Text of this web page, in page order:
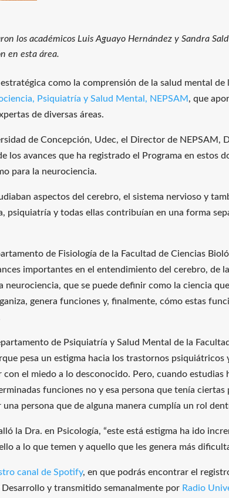
los académicos Luis Aguayo Hernández y Sandra
en esta área.
como la comprensión de la salud mental
Psiquiatría y Salud Mental, NEPSAM , que
de diversas áreas.
de Concepción, Udec, el Director de NEPSAM,
avances que ha registrado el Programa en estos
para la neurociencia.
aspectos del cerebro, el sistema nervioso y
psiquiatría y todas ellas contribuían en una forma
de Fisiología de la Facultad de Ciencias
importantes en el entendimiento del cerebro, de
que se puede definir como la ciencia
genera funciones y, finalmente, cómo estas
de Psiquiatría y Salud Mental de la
pesa un estigma hacia los trastornos psiquiátricos
el miedo a lo desconocido. Pero, cuando estudias
funciones no y esa persona que tenía ciertas
persona que de alguna manera cumplía un rol
la Dra. en Psicología, “este está estigma ha ido
a lo que temen y aquello que les genera más
canal de Spotify, en que podrás encontrar el
y transmitido semanalmente por Radio